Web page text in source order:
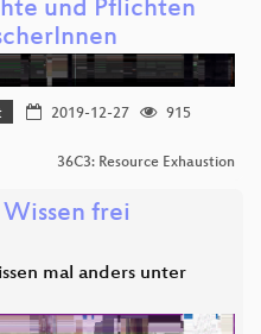
und Pflichten
2019-12-27
915
36C3: Resource Exhaustion
frei
mal anders unter